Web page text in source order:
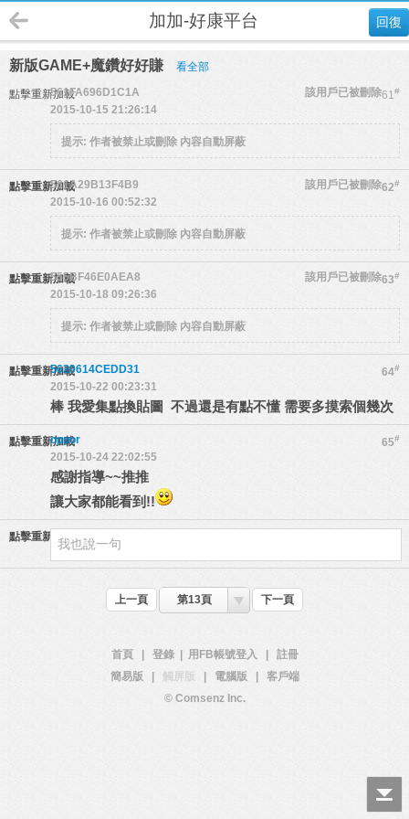
回復
加加-好康平台
新版GAME+魔鑽好好賺 看全部
點擊重新加載 61#
561FA696D1C1A
該用戶已被刪除
2015-10-15 21:26:14
提示: 作者被禁止或刪除 內容自動屏蔽
點擊重新加載 62#
561A29B13F4B9
該用戶已被刪除
2015-10-16 00:52:32
提示: 作者被禁止或刪除 內容自動屏蔽
點擊重新加載 63#
555BF46E0AEA8
該用戶已被刪除
2015-10-18 09:26:36
提示: 作者被禁止或刪除 內容自動屏蔽
點擊重新加載 64#
5620614CEDD31
2015-10-22 00:23:31
棒 我愛集點換貼圖 不過還是有點不懂 需要多摸索個幾次
點擊重新加載 65#
oppor
2015-10-24 22:02:55
感謝指導~~推推
讓大家都能看到!!
點擊重新加載
上一頁 第13頁 下一頁
首頁 登錄 用FB帳號登入
註冊
簡易版
觸屏版 電腦版
客戶端
© Comsenz Inc.